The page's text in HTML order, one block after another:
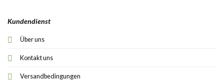
Kundendienst
Über uns
Kontakt uns
Versandbedingungen